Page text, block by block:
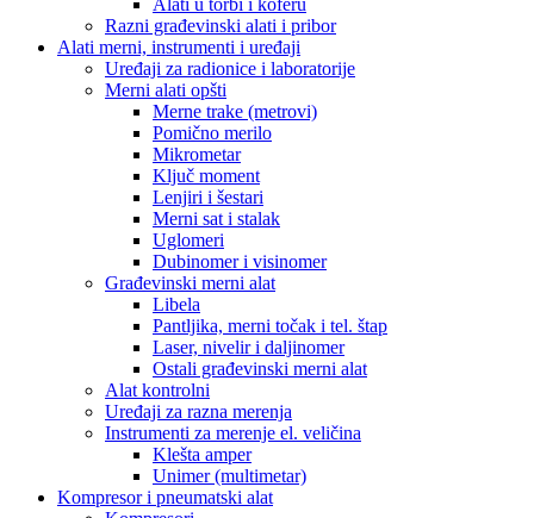
Alati u torbi i koferu
Razni građevinski alati i pribor
Alati merni, instrumenti i uređaji
Uređaji za radionice i laboratorije
Merni alati opšti
Merne trake (metrovi)
Pomično merilo
Mikrometar
Ključ moment
Lenjiri i šestari
Merni sat i stalak
Uglomeri
Dubinomer i visinomer
Građevinski merni alat
Libela
Pantljika, merni točak i tel. štap
Laser, nivelir i daljinomer
Ostali građevinski merni alat
Alat kontrolni
Uređaji za razna merenja
Instrumenti za merenje el. veličina
Klešta amper
Unimer (multimetar)
Kompresor i pneumatski alat